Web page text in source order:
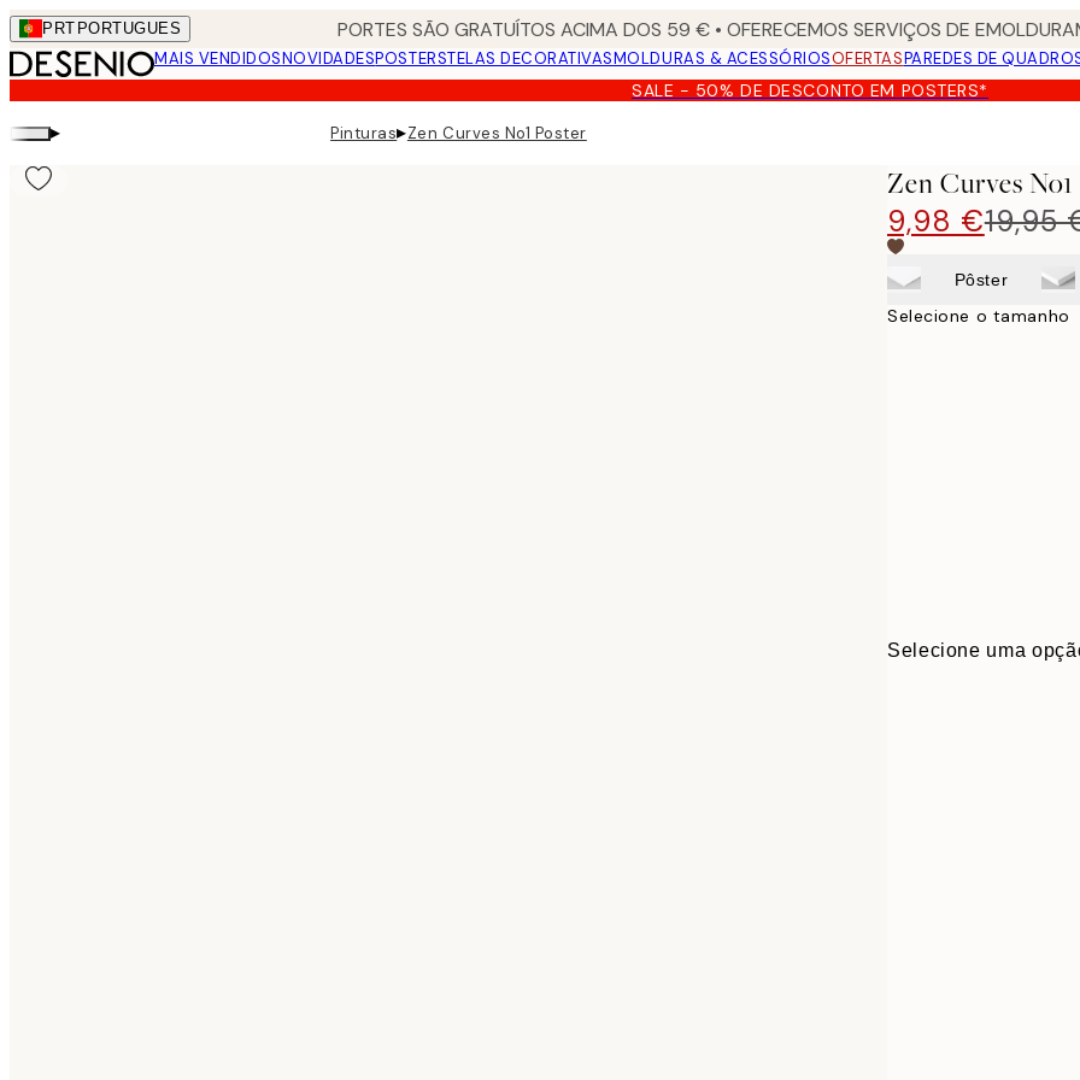
Skip
to
main
content.
PRT PORTUGUES PORTES SÃO GRATUÍTOS ACIMA DOS 59 € • OFERECEMOS SERVIÇOS DE
MAIS VENDIDOSNOVIDADESPOSTERSTELAS DECORATIVASMOLDURAS & ACESSÓRIOSOFERTASPAREDES DE
SALE - 50% DE DESCONTO EM POSTERS*
▸ Pinturas▸Zen Curves No1 Poster
Zen Curves
9,98 €19,95
Pôster
Selecione o tamanho
Selecione uma